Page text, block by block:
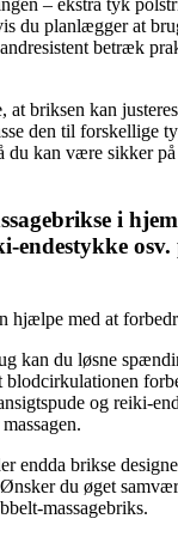
du planlægger at
betræk
at briksen kan
den til forskellige
du kan være sikker
i
endestykke
hjælpe med at
kan du løsne
blodcirkulationen
og reiki-
endda brikse
du øget
massagebriks.